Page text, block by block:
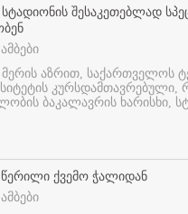
შესაკეთებლად
აზრით, საქართველოს
კურსდამთავრებული,
ბაკალავრის ხარისხი,
ქვემო ჭალიდან